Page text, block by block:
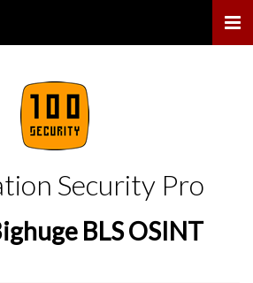
Security Pro
BLS OSINT